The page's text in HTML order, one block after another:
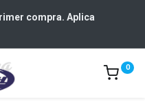
compra. Aplica
0